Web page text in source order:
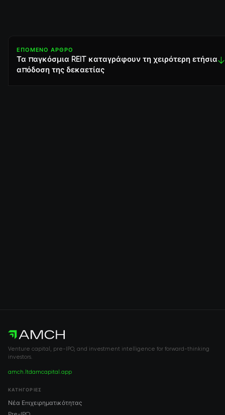
ΕΠΌΜΕΝΟ ΆΡΘΡΟ
Τα παγκόσμια REIT καταγράφουν τη χειρότερη ετήσια
απόδοση της δεκαετίας
↓
Venture capital, pre-IPO, and investment intelligence for forward-thinking
investors.
amch.ltdamcapital.app
ΚΑΤΗΓΟΡΊΕΣ
Νέα Επιχειρηματικότητας